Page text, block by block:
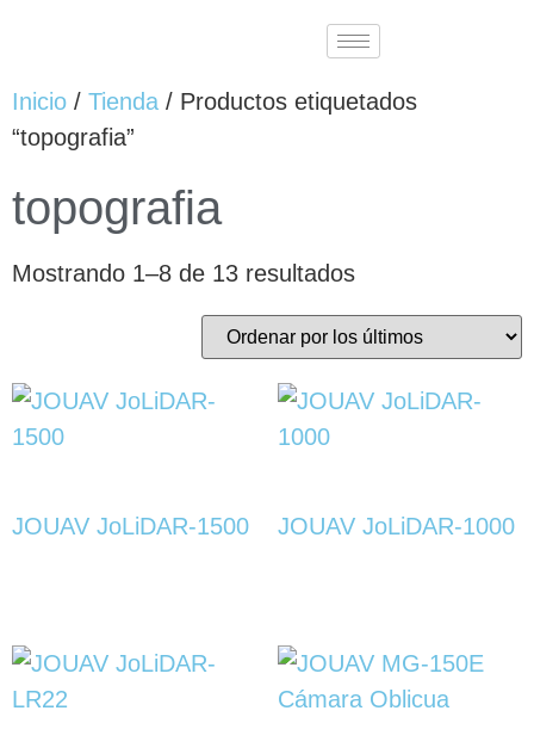
Inicio / Tienda / Productos etiquetados
“topografia”
topografia
Mostrando 1–8 de 13 resultados
JOUAV JoLiDAR-1500 JOUAV JoLiDAR-1000